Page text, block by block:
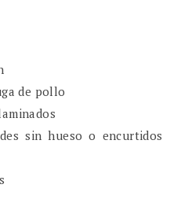
de pollo
sin hueso o encurtidos